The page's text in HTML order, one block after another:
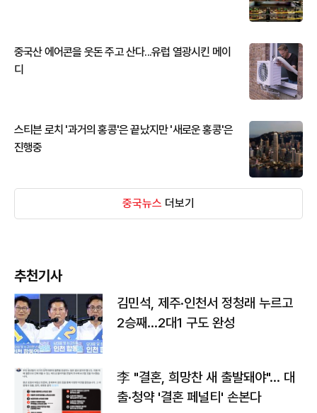
중국산 에어콘을 웃돈 주고 산다...유럽 열광시킨 메이
디
스티븐 로치 '과거의 홍콩'은 끝났지만 '새로운 홍콩'은
진행중
중국뉴스 더보기
추천기사
김민석, 제주·인천서 정청래 누르고
2승째…2대1 구도 완성
李 "결혼, 희망찬 새 출발돼야"… 대
출·청약 '결혼 페널티' 손본다